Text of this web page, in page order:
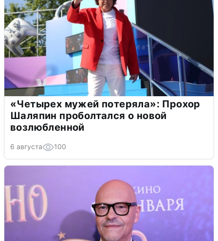
«Четырех мужей потеряла»: Прохор
Шаляпин проболтался о новой
возлюбленной
6 августа 100